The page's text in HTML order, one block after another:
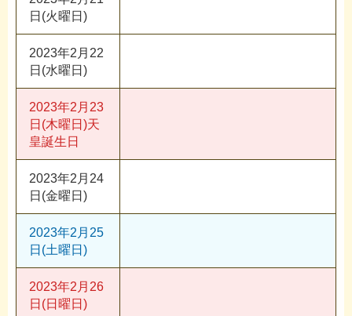
日(火曜日)
2023年2月22
日(水曜日)
2023年2月23
日(木曜日)天
皇誕生日
2023年2月24
日(金曜日)
2023年2月25
日(土曜日)
2023年2月26
日(日曜日)